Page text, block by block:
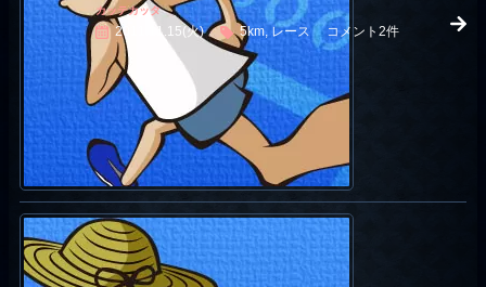
カッテカッタ
2011.11.15(火) 5km, レース コメント2件